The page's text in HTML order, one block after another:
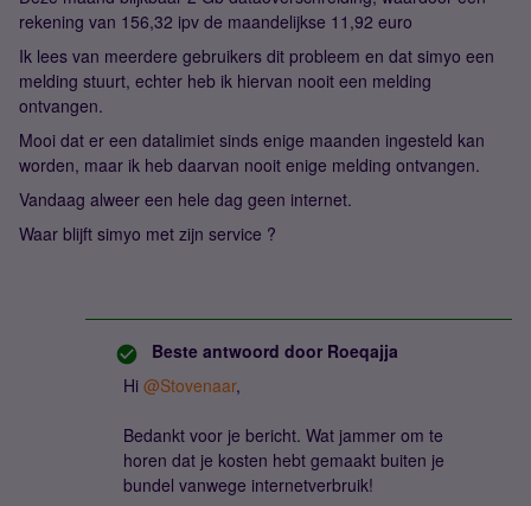
rekening van 156,32 ipv de maandelijkse 11,92 euro
Ik lees van meerdere gebruikers dit probleem en dat simyo een
melding stuurt, echter heb ik hiervan nooit een melding
ontvangen.
Mooi dat er een datalimiet sinds enige maanden ingesteld kan
worden, maar ik heb daarvan nooit enige melding ontvangen.
Vandaag alweer een hele dag geen internet.
Waar blijft simyo met zijn service ?
Beste antwoord door Roeqajja
Hi @Stovenaar,
Bedankt voor je bericht. Wat jammer om te
horen dat je kosten hebt gemaakt buiten je
bundel vanwege internetverbruik!